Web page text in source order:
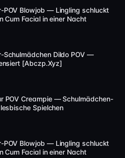
POV Blowjob — Lingling schluckt
Cum Facial in einer Nacht
Schulmädchen Dildo POV —
[Abczp.Xyz]
POV Creampie — Schulmädchen-
Spielchen
POV Blowjob — Lingling schluckt
Cum Facial in einer Nacht